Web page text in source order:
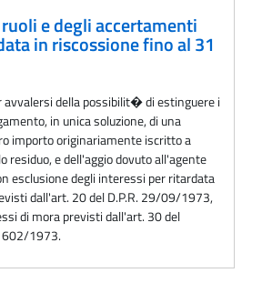
e degli accertamenti
in riscossione fino al 31
avvalersi della possibilit� di estinguere i
in unica soluzione, di una
importo originariamente iscritto a
residuo, e dell'aggio dovuto all'agente
esclusione degli interessi per ritardata
dall'art. 20 del D.P.R. 29/09/1973,
di mora previsti dall'art. 30 del
602/1973.